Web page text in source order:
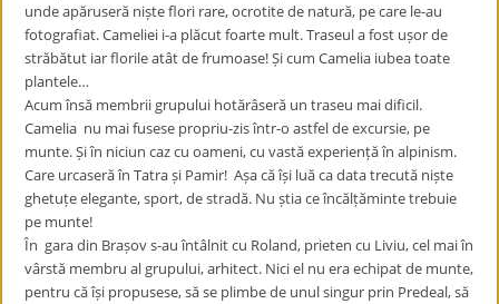
unde apăruseră niște flori rare, ocrotite de natură, pe care le-au
fotografiat. Cameliei i-a plăcut foarte mult. Traseul a fost ușor de
străbătut iar florile atât de frumoase! Și cum Camelia iubea toate
plantele…
Acum însă membrii grupului hotărâseră un traseu mai dificil.
Camelia nu mai fusese propriu-zis într-o astfel de excursie, pe
munte. Și în niciun caz cu oameni, cu vastă experiență în alpinism.
Care urcaseră în Tatra și Pamir! Așa că își luă ca data trecută niște
ghetuțe elegante, sport, de stradă. Nu știa ce încălțăminte trebuie
pe munte!
În gara din Brașov s-au întâlnit cu Roland, prieten cu Liviu, cel mai în
vârstă membru al grupului, arhitect. Nici el nu era echipat de munte,
pentru că își propusese, să se plimbe de unul singur prin Predeal, să